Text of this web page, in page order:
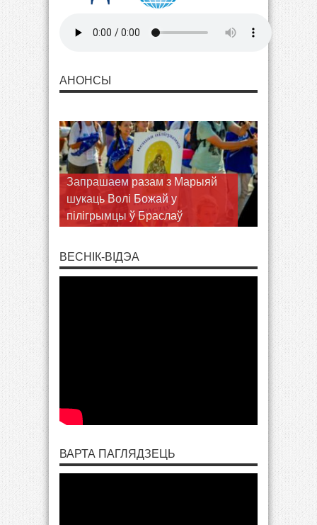
АНОНСЫ
Запрашаем разам з Марыяй
шукаць Волі Божай у
пілігрымцы ў Браслаў
ВЕСНІК-ВІДЭА
ВАРТА ПАГЛЯДЗЕЦЬ